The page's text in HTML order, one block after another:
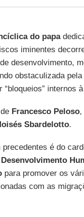
do papa
iminentes
desenvolvimento,
obstaculizada
“bloqueios” internos
Francesco Peloso,
Sbardelotto.
precedentes é do
Desenvolvimento
para promover os
com as